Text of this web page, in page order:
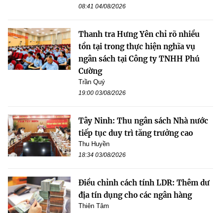
08:41 04/08/2026
Thanh tra Hưng Yên chỉ rõ nhiều
tồn tại trong thực hiện nghĩa vụ
ngân sách tại Công ty TNHH Phú
Cường
Trần Quý
19:00 03/08/2026
Tây Ninh: Thu ngân sách Nhà nước
tiếp tục duy trì tăng trưởng cao
Thu Huyền
18:34 03/08/2026
Điều chỉnh cách tính LDR: Thêm dư
địa tín dụng cho các ngân hàng
Thiên Tâm